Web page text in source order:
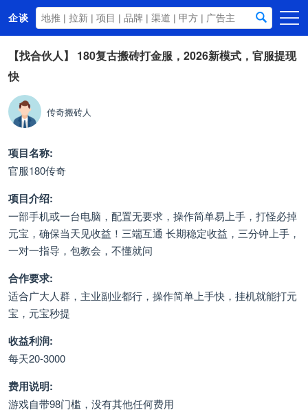
企谈
首页
商务资源
资讯动态
关于我们
【找合伙人】
180复古搬砖打金服，2026新模式，官服提现
快
传奇搬砖人
项目名称:
官服180传奇
项目介绍:
一部手机或一台电脑，配置无要求，操作简单易上手，打怪必掉
元宝，确保当天见收益！三端互通 长期稳定收益，三分钟上手，
一对一指导，包教会，不懂就问
合作要求:
适合广大人群，主业副业都行，操作简单上手快，挂机就能打元
宝，元宝秒提
收益利润:
每天20-3000
费用说明:
游戏自带98门槛，没有其他任何费用